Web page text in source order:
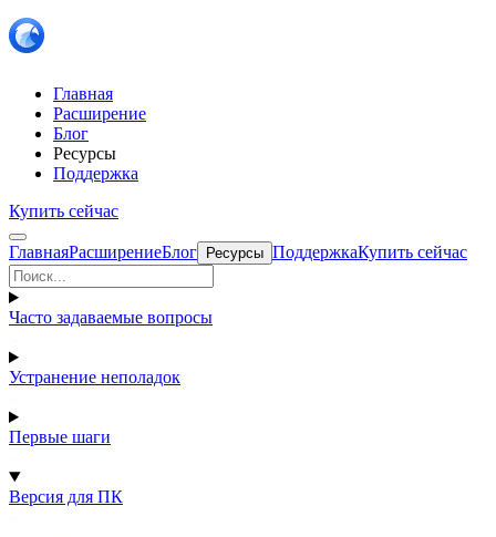
Главная
Расширение
Блог
Ресурсы
Поддержка
Купить сейчас
ГлавнаяРасширениеБлог Ресурсы ПоддержкаКупить сейчас
Часто задаваемые вопросы
Устранение неполадок
Первые шаги
Версия для ПК